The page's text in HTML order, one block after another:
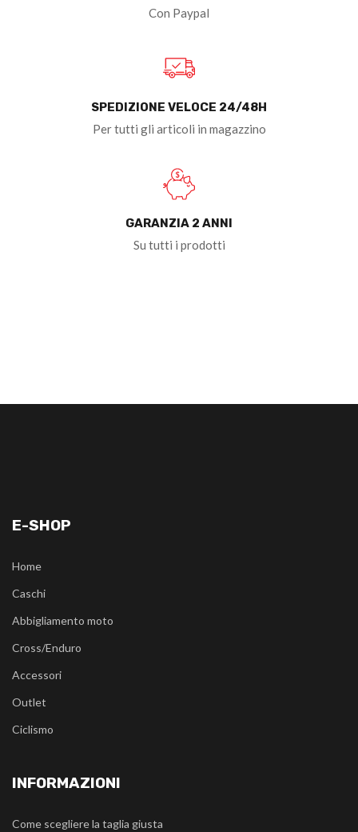
Con Paypal
SPEDIZIONE VELOCE 24/48H
Per tutti gli articoli in magazzino
GARANZIA 2 ANNI
Su tutti i prodotti
E-SHOP
Home
Caschi
Abbigliamento moto
Cross/Enduro
Accessori
Outlet
Ciclismo
INFORMAZIONI
Come scegliere la taglia giusta